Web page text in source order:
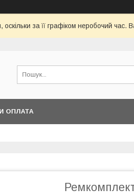
за її графіком неробочий
ОПЛАТА